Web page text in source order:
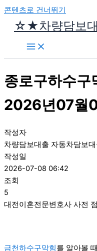
콘텐츠로 건너뛰기
☆★차량담보
종로구하수구
2026년07월
작성자
차량담보대출 자동차담보
작성일
2026-07-08 06:42
조회
5
대전이혼전문변호사 사전
금천하수구막힘를 알아볼